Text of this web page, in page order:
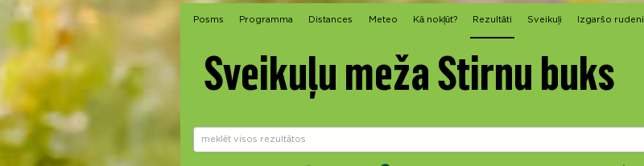
Posms Programma Distances Meteo Kā nokļūt? Rezultāti Sveikuļi Izgaršo rudeni
Sveikuļu meža Stirnu buks